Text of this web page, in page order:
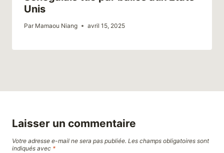
Unis
Par Mamaou Niang avril 15, 2025
Laisser un commentaire
Votre adresse e-mail ne sera pas publiée. Les champs obligatoires sont
indiqués avec *